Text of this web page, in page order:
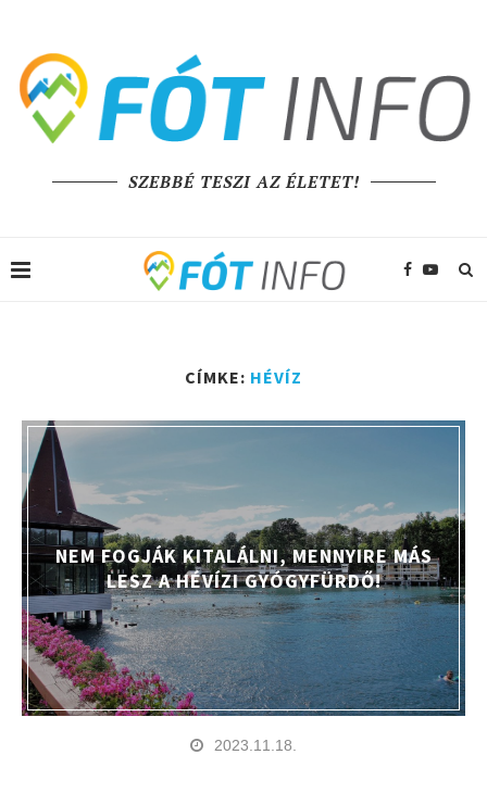
SZEBBÉ TESZI AZ ÉLETET!
CÍMKE: HÉVÍZ
NEM FOGJÁK KITALÁLNI, MENNYIRE MÁS
LESZ A HÉVÍZI GYÓGYFÜRDŐ!
2023.11.18.